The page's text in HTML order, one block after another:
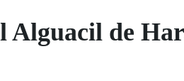
Alguacil de